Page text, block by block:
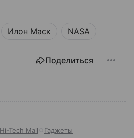
Илон Маск NASA
Поделиться
Hi-Tech Mail Гаджеты